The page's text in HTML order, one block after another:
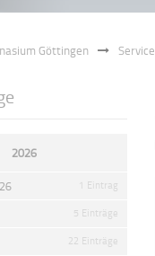
Göttingen Service
2026
1 Eintrag
5 Einträge
22 Einträge